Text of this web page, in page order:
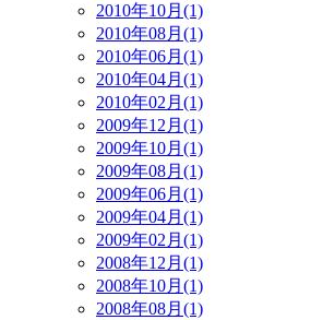
2010年10月(1)
2010年08月(1)
2010年06月(1)
2010年04月(1)
2010年02月(1)
2009年12月(1)
2009年10月(1)
2009年08月(1)
2009年06月(1)
2009年04月(1)
2009年02月(1)
2008年12月(1)
2008年10月(1)
2008年08月(1)